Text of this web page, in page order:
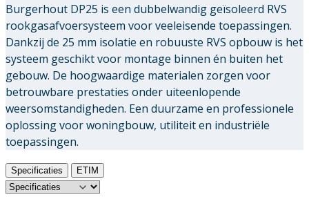
Burgerhout DP25 is een dubbelwandig geïsoleerd RVS
rookgasafvoersysteem voor veeleisende toepassingen.
Dankzij de 25 mm isolatie en robuuste RVS opbouw is het
systeem geschikt voor montage binnen én buiten het
gebouw. De hoogwaardige materialen zorgen voor
betrouwbare prestaties onder uiteenlopende
weersomstandigheden. Een duurzame en professionele
oplossing voor woningbouw, utiliteit en industriële
toepassingen.
Specificaties ETIM